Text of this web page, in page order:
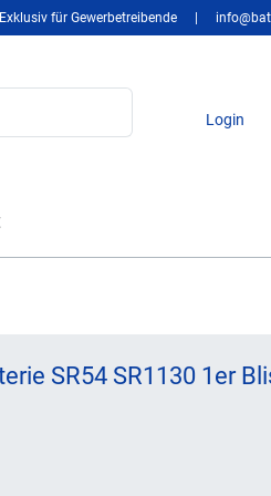
Exklusiv für Gewerbetreibende
Login
SR54 SR1130 1er